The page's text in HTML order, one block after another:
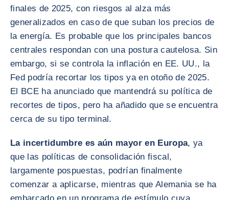
finales de 2025, con riesgos al alza más
generalizados en caso de que suban los precios de
la energía. Es probable que los principales bancos
centrales respondan con una postura cautelosa. Sin
embargo, si se controla la inflación en EE. UU., la
Fed podría recortar los tipos ya en otoño de 2025.
El BCE ha anunciado que mantendrá su política de
recortes de tipos, pero ha añadido que se encuentra
cerca de su tipo terminal.
La incertidumbre es aún mayor en Europa, ya
que las políticas de consolidación fiscal,
largamente pospuestas, podrían finalmente
comenzar a aplicarse, mientras que Alemania se ha